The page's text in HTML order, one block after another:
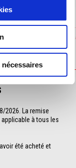
GEAR
€ 149
2026. La remise
à tous les
été acheté et